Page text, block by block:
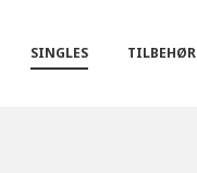
SINGLES TILBEHØR